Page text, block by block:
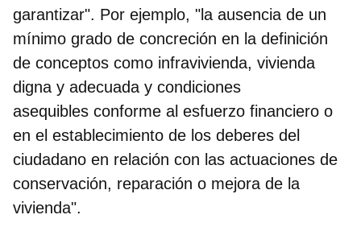
garantizar". Por ejemplo, "la ausencia de un
mínimo grado de concreción en la definición
de conceptos como infravivienda, vivienda
digna y adecuada y condiciones
asequibles conforme al esfuerzo financiero o
en el establecimiento de los deberes del
ciudadano en relación con las actuaciones de
conservación, reparación o mejora de la
vivienda".